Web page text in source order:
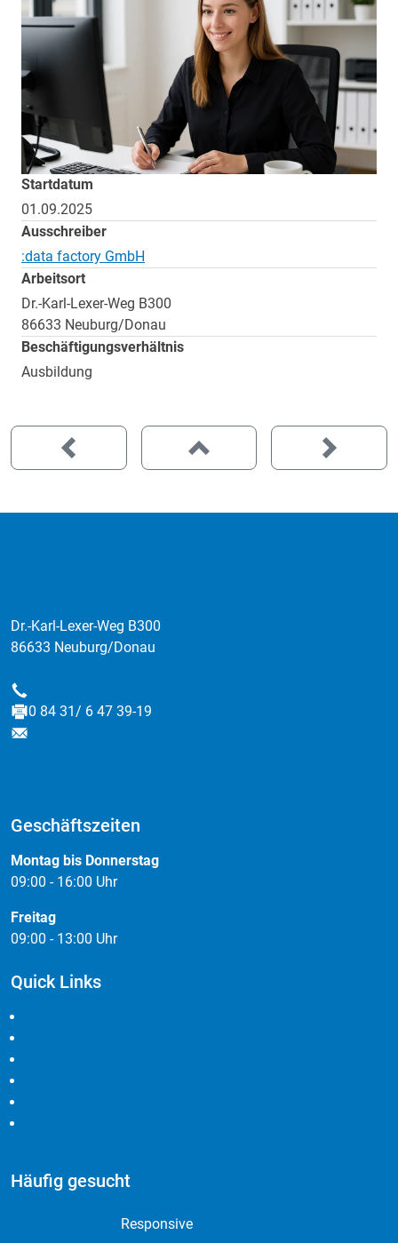
Startdatum
01.09.2025
Ausschreiber
:data factory GmbH
Arbeitsort
Dr.-Karl-Lexer-Weg B300
86633 Neuburg/Donau
Beschäftigungsverhältnis
Ausbildung
Dr.-Karl-Lexer-Weg B300
86633 Neuburg/Donau
Telefon
Fax
0 84 31/ 6 47 39-19
E-Mail
Geschäftszeiten
Montag bis Donnerstag
09:00 - 16:00 Uhr
Freitag
09:00 - 13:00 Uhr
Quick Links
Häufig gesucht
Responsive